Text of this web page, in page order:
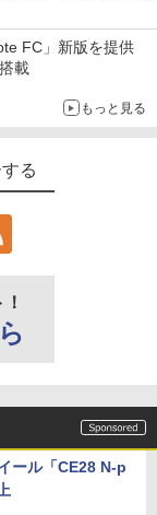
FC」新版を提供
載
もっと見る
る
ール「CE28 N-p